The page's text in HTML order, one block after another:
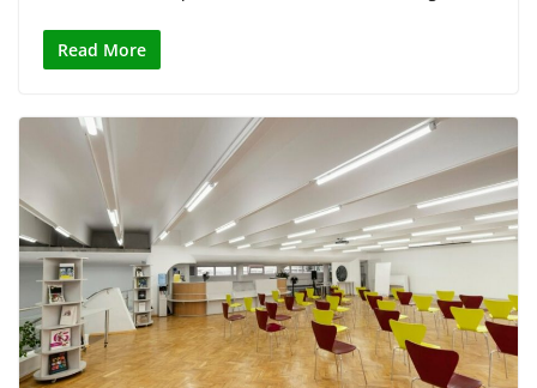
Read More